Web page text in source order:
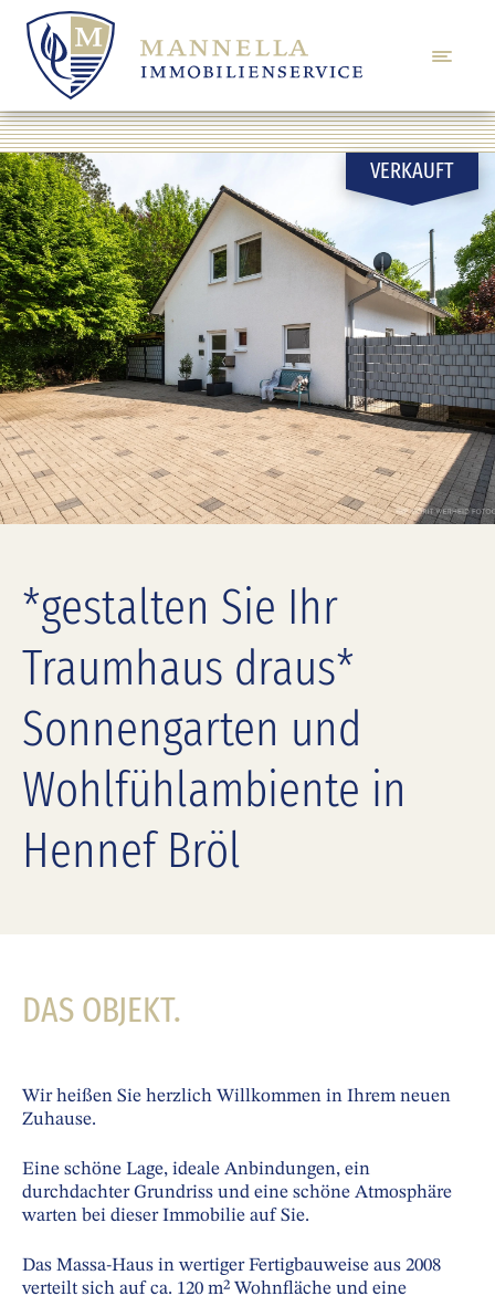
VERKAUFT
*gestalten Sie Ihr
Traumhaus draus*
Sonnengarten und
Wohlfühlambiente in
Hennef Bröl
DAS OBJEKT.
Wir heißen Sie herzlich Willkommen in Ihrem neuen
Zuhause.
Eine schöne Lage, ideale Anbindungen, ein
durchdachter Grundriss und eine schöne Atmosphäre
warten bei dieser Immobilie auf Sie.
Das Massa-Haus in wertiger Fertigbauweise aus 2008
verteilt sich auf ca. 120 m² Wohnfläche und eine